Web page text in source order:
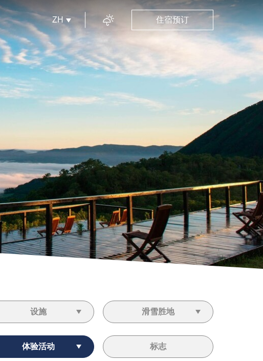
ZH 住宿预订
设施 滑雪胜地
体验活动 标志